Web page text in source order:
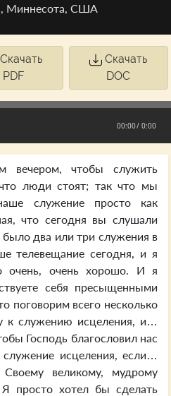
Миннесота, США
PDF
Скачать
DOC
00:00/ 0:00
чтобы служить
люди стоят; так что мы
служение просто как
что сегодня вы слушали
два или три служения в
телевещание сегодня, и я
очень, очень хорошо. И я
себя пресыщенными
поговорим всего несколько
к служению исцеления, и…
Господь благословил нас
исцеления, если…
великому, мудрому
просто хотел бы сделать